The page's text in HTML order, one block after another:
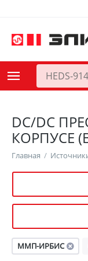
DC/DC
КОРПУСЕ
Главная /
ММП-ИРБИС